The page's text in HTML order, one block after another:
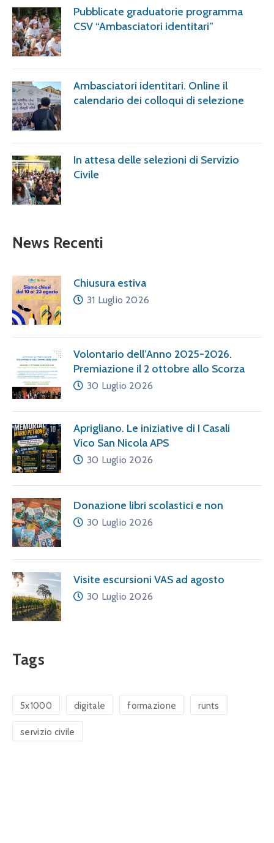
Pubblicate graduatorie programma
CSV “Ambasciatori identitari”
Ambasciatori identitari. Online il
calendario dei colloqui di selezione
In attesa delle selezioni di Servizio
Civile
News Recenti
Chiusura estiva
31 Luglio 2026
Volontario dell’Anno 2025-2026.
Premiazione il 2 ottobre allo Scorza
30 Luglio 2026
Aprigliano. Le iniziative di I Casali
Vico San Nicola APS
30 Luglio 2026
Donazione libri scolastici e non
30 Luglio 2026
Visite escursioni VAS ad agosto
30 Luglio 2026
Tags
5x1000 digitale formazione runts
servizio civile